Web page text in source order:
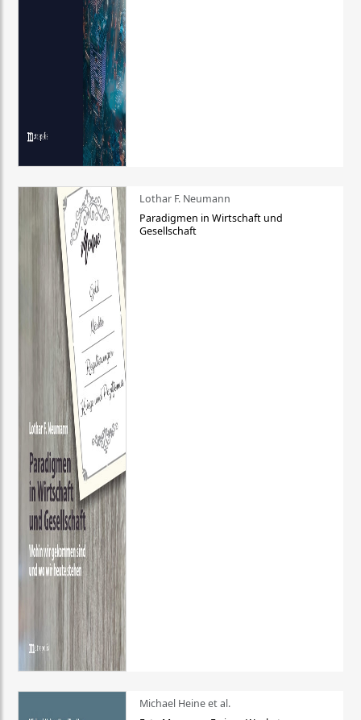
Lothar F. Neumann
Paradigmen in Wirtschaft und
Gesellschaft
Michael Heine et al.